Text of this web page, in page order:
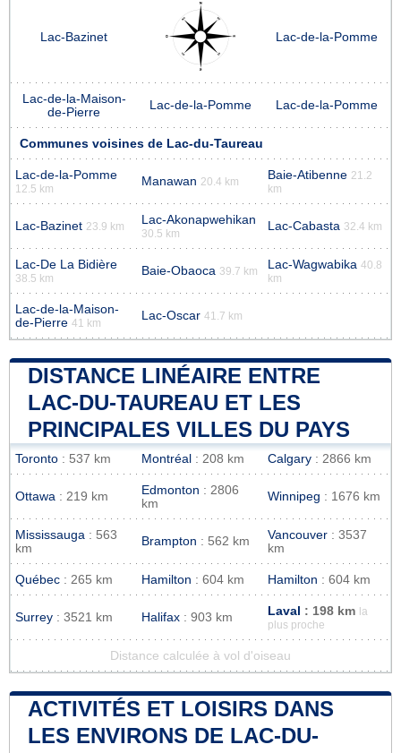
Lac-Bazinet Lac-de-la-Pomme
Lac-de-la-Maison-
de-Pierre
Lac-de-la-Pomme Lac-de-la-Pomme
Communes voisines de Lac-du-Taureau
Lac-de-la-Pomme
12.5 km
Manawan 20.4 km Baie-Atibenne 21.2
km
Lac-Bazinet 23.9 km Lac-Akonapwehikan
30.5 km
Lac-Cabasta 32.4 km
Lac-De La Bidière
38.5 km
Baie-Obaoca 39.7 km Lac-Wagwabika 40.8
km
Lac-de-la-Maison-
de-Pierre 41 km
Lac-Oscar 41.7 km
DISTANCE LINÉAIRE ENTRE
LAC-DU-TAUREAU ET LES
PRINCIPALES VILLES DU PAYS
Toronto : 537 km Montréal : 208 km Calgary : 2866 km
Ottawa : 219 km Edmonton : 2806
km
Winnipeg : 1676 km
Mississauga : 563
km
Brampton : 562 km Vancouver : 3537
km
Québec : 265 km Hamilton : 604 km Hamilton : 604 km
Surrey : 3521 km Halifax : 903 km Laval : 198 km
la
plus proche
Distance calculée à vol d'oiseau
ACTIVITÉS ET LOISIRS DANS
LES ENVIRONS DE LAC-DU-